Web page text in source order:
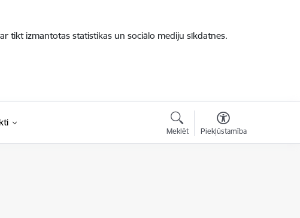
tikt izmantotas statistikas un sociālo mediju sīkdatnes.
Meklēt Piekļūstamība